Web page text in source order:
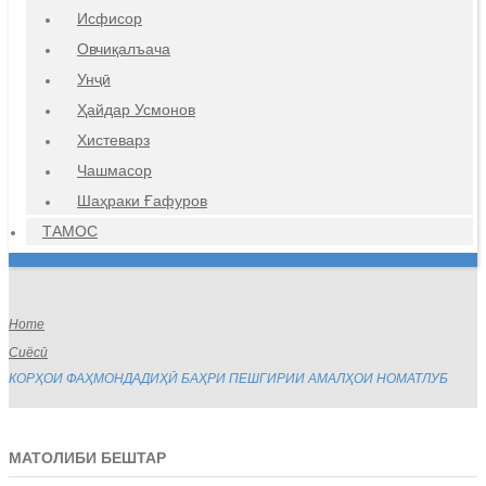
Исфисор
Овчиқалъача
Унҷӣ
Ҳайдар Усмонов
Хистеварз
Чашмасор
Шаҳраки Ғафуров
ТАМОС
Home
Сиёсӣ
КОРҲОИ ФАҲМОНДАДИҲӢ БАҲРИ ПЕШГИРИИ АМАЛҲОИ НОМАТЛУБ
МАТОЛИБИ БЕШТАР